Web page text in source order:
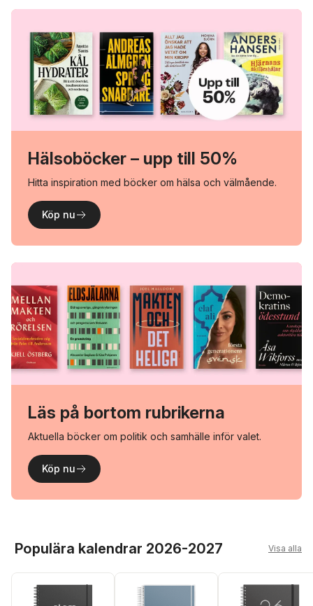
Hälsoböcker – upp till 50%
Hitta inspiration med böcker om hälsa och välmående.
Köp nu
Läs på bortom rubrikerna
Aktuella böcker om politik och samhälle inför valet.
Köp nu
Populära kalendrar 2026-2027 Visa alla